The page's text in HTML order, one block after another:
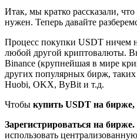
Итак, мы кратко рассказали,
нужен. Теперь давайте
Процесс покупки USDT ничем
любой другой криптовалюты.
Binance (крупнейшая в мире
других популярных бирж,
Huobi, OKX, ByBit и т.д.
Чтобы купить USDT на бирже,
Зарегистрироваться на бирже.
использовать